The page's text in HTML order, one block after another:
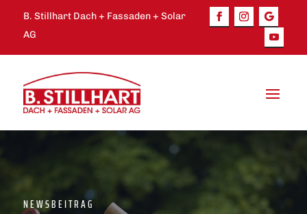
B. Stillhart Dach + Fassaden + Solar
AG
NEWSBEITRAG